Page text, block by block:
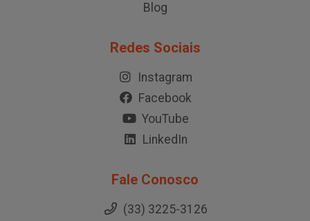
Blog
Redes Sociais
Instagram
Facebook
YouTube
LinkedIn
Fale Conosco
(33) 3225-3126